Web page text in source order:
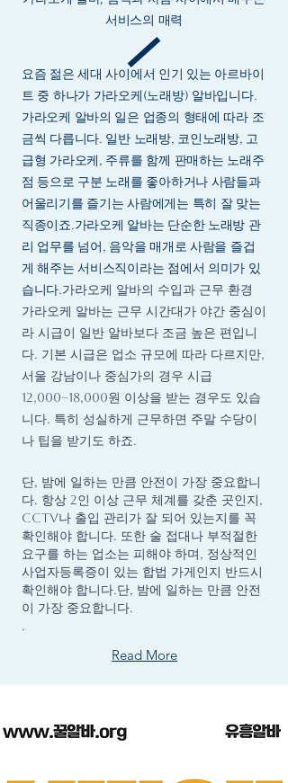
서비스의 매력
요즘 젊은 세대 사이에서 인기 있는 아르바이
트 중 하나가 가라오케(노래방) 알바입니다.
가라오케 알바의 일은 업종의 형태에 따라 조
금씩 다릅니다. 일반 노래방, 코인노래방, 고
급형 가라오케, 주류를 함께 판매하는 노래주
점 등으로 구분 노래를 좋아하거나 사람들과
어울리기를 즐기는 사람에게는 특히 잘 맞는
직종이죠.가라오케 알바는 단순한 노래방 관
리 업무를 넘어, 음악을 매개로 사람을 즐겁
게 해주는 서비스직이라는 점에서 의미가 있
습니다.가라오케 알바의 수입과 근무 환경
가라오케 알바는 근무 시간대가 야간 중심이
라 시급이 일반 알바보다 조금 높은 편입니
다. 기본 시급은 업소 규모에 따라 다르지만,
서울 강남이나 중심가의 경우 시급
12,000~18,000원 이상을 받는 경우도 있습
니다. 특히 성실하게 근무하면 주말 수당이
나 팁을 받기도 하죠.
단, 밤에 일하는 만큼 안전이 가장 중요합니
다. 항상 2인 이상 근무 체계를 갖춘 곳인지,
CCTV나 출입 관리가 잘 되어 있는지를 꼭
확인해야 합니다. 또한 술 접대나 부적절한
요구를 하는 업소는 피해야 하며, 정상적인
사업자등록증이 있는 합법 가게인지 반드시
확인해야 합니다.단, 밤에 일하는 만큼 안전
이 가장 중요합니다.
.
Read More